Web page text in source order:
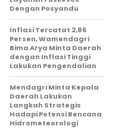
Dengan Posyandu
Inflasi Tercatat 2,86
Persen, Wamendagri
Bima Arya Minta Daerah
dengan Inflasi Tinggi
Lakukan Pengendalian
Mendagri Minta Kepala
Daerah Lakukan
Langkah Strategis
Hadapi Potensi Bencana
Hidrometeorologi